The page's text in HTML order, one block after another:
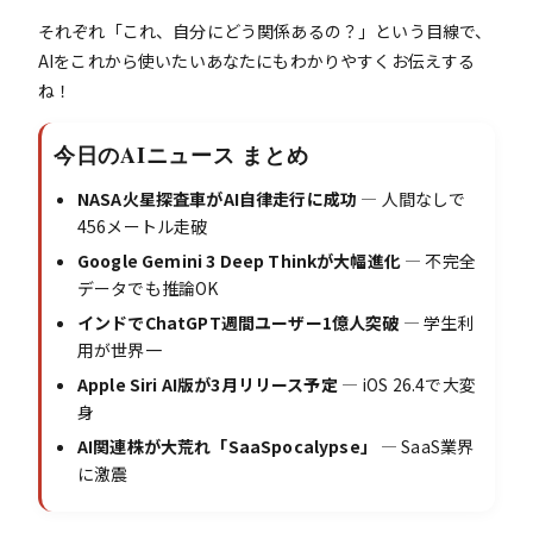
それぞれ「これ、自分にどう関係あるの？」という目線で、
AIをこれから使いたいあなたにもわかりやすくお伝えする
ね！
今日のAIニュース まとめ
NASA火星探査車がAI自律走行に成功 ― 人間なしで
456メートル走破
Google Gemini 3 Deep Thinkが大幅進化― 不完全
データでも推論OK
インドでChatGPT週間ユーザー1億人突破 ― 学生利
用が世界一
Apple Siri AI版が3月リリース予定― iOS 26.4で大変
身
AI関連株が大荒れ「SaaSpocalypse」
― SaaS業界
に激震